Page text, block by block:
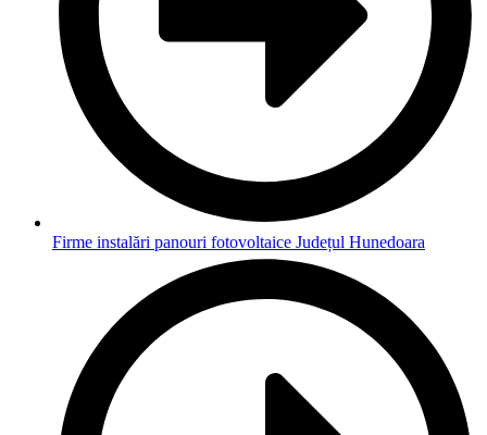
Firme instalări panouri fotovoltaice Județul Hunedoara